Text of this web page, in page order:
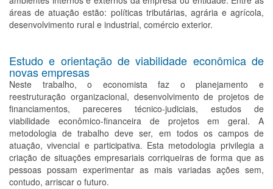
áreas de atuação estão: políticas tributárias, agrária e agrícola,
desenvolvimento rural e industrial, comércio exterior.
Estudo e orientação de viabilidade econômica de
novas empresas
Neste trabalho, o economista faz o planejamento e
reestruturação organizacional, desenvolvimento de projetos de
financiamentos, pareceres técnico-judiciais, estudos de
viabilidade econômico-financeira de projetos em geral. A
metodologia de trabalho deve ser, em todos os campos de
atuação, vivencial e participativa. Esta metodologia privilegia a
criação de situações empresariais corriqueiras de forma que as
pessoas possam experimentar as mais variadas ações sem,
contudo, arriscar o futuro.